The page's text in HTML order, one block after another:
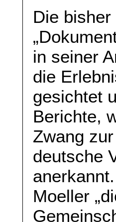
Die
in seiner
die
gesichtet
Berichte,
Zwang
deutsche
Moeller